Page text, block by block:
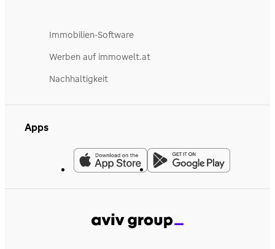
Immobilien-Software
Werben auf immowelt.at
Nachhaltigkeit
Apps